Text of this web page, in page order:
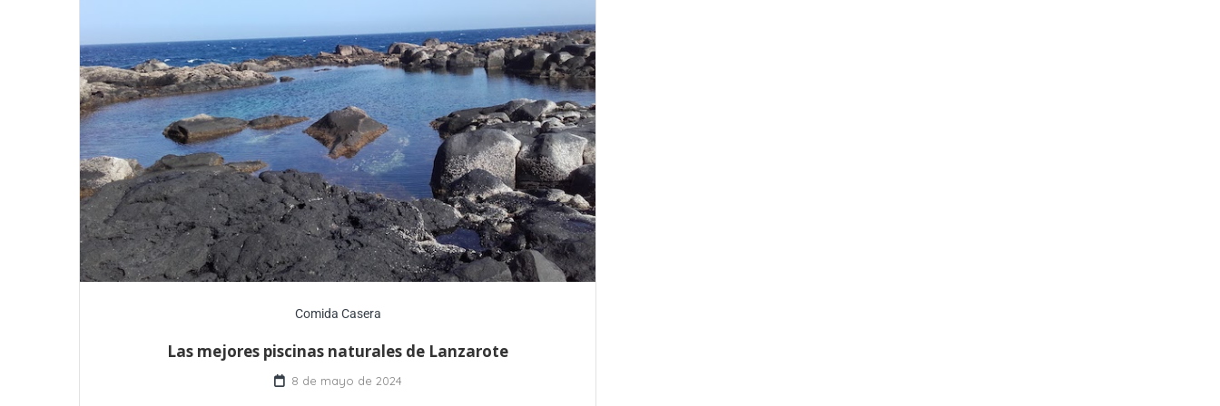
Comida Casera
Las mejores piscinas naturales de Lanzarote
8 de mayo de 2024